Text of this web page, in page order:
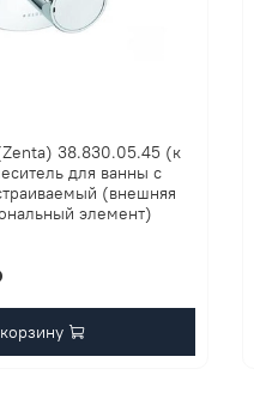
38.830.05.45 (к
для ванны с
(внешняя
элемент)